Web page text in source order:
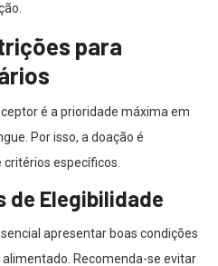
para
é a prioridade máxima em
Por isso, a doação é
específicos.
de Elegibilidade
apresentar boas condições
Recomenda-se evitar